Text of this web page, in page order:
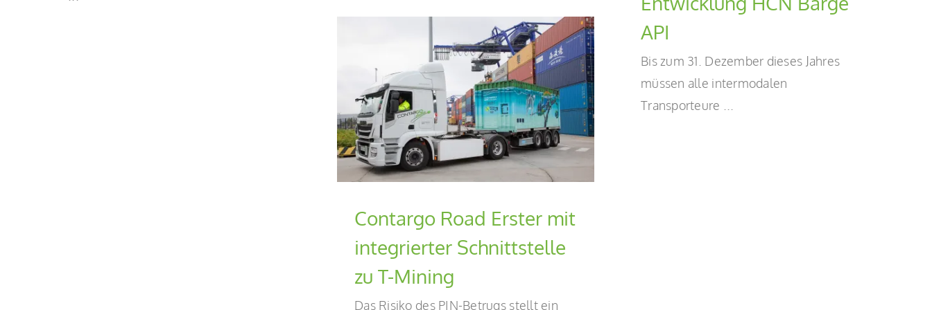
API
Bis zum 31. Dezember dieses Jahres
müssen alle intermodalen
Transporteure ...
Contargo Road Erster mit
integrierter Schnittstelle
zu T-Mining
Das Risiko des PIN-Betrugs stellt ein